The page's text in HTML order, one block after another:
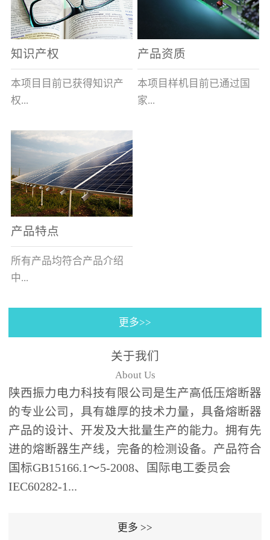
表示带熔断指示及信号输
出功能,在S后加/H数字表
示适用于高海拔产品,即H1
表示大于1000米小于等于
米小于等于3000米，H3表
示大于3000米小于等于
孔同心；熔断器装入箱体
后，熔断器支架壳外表皮
皮和端部与变压器油箱内
壁及异相电缆之间需保持
足够的绝缘距离；熔断器
为水平安装,并与变压器箱
体面板垂直,熔断器伸入油
箱的部分应浸入变压器绝
缘油中并用绝缘支架(用户
在变压器箱中安装好绝缘
全球的风能约为
2.74×109MW，其中可...
全性、相对的广泛性、确
实的长寿命和免维护性、
资源的充...
知识产权
本项目目前已获得知识产
权...
8项，其中发明专利2项，
实用新型专利6项。目前低
压事业部拿到三项专利。
产品资质
本项目样机目前已通过国
家...
产品特点
所有产品均符合产品介绍
中...
的时间-电流特性曲线。给
合适的产品（时间-电流特
性曲线表示虚拟的熔化时
间与...
更多>>
关于我们
About Us
陕西振力电力科技有限公司是生产高低压熔断器
的专业公司，具有雄厚的技术力量，具备熔断器
产品的设计、开发及大批量生产的能力。拥有先
进的熔断器生产线，完备的检测设备。产品符合
国标GB15166.1～5-2008、国际电工委员会
IEC60282-1...
更多 >>